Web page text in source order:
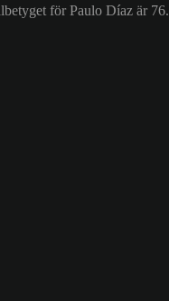
för Paulo Díaz är 76.